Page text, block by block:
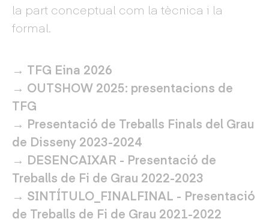
la part conceptual com la tècnica i la
formal.
→ TFG Eina 2026
→ OUTSHOW 2025: presentacions de
TFG
→ Presentació de Treballs Finals del Grau
de Disseny 2023-2024
→ DESENCAIXAR - Presentació de
Treballs de Fi de Grau 2022-2023
→ SINTÍTULO_FINALFINAL - Presentació
de Treballs de Fi de Grau 2021-2022